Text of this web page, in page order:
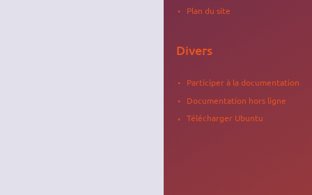
Plan du site
Divers
Participer à la documentation
Documentation hors ligne
Télécharger Ubuntu